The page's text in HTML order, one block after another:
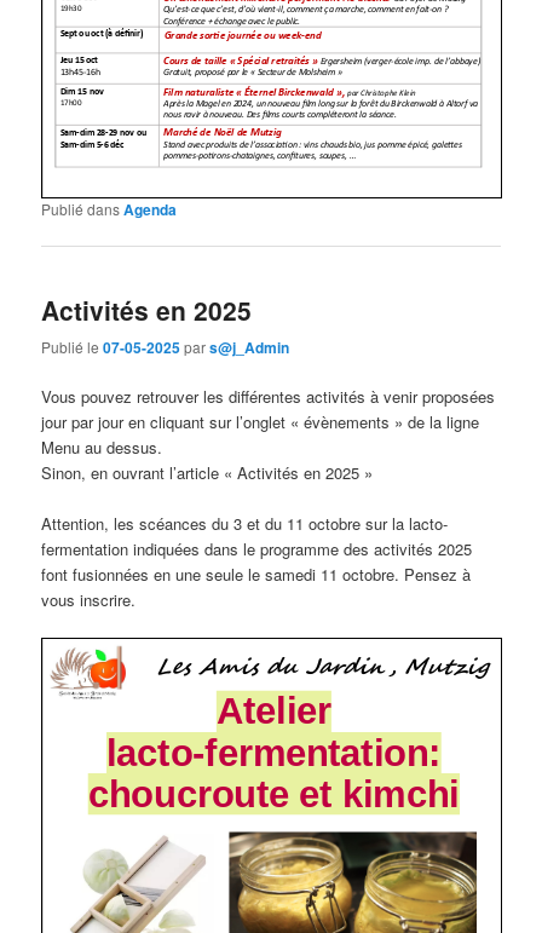
Publié dansAgenda
Activités en 2025
Publié le07-05-2025pars@j_Admin
Vous pouvez retrouver les différentes activités à venir proposées
jour par jour en cliquant sur l’onglet « évènements » de la ligne
Menu au dessus.
Sinon, en ouvrant l’article « Activités en 2025 »
Attention, les scéances du 3 et du 11 octobre sur la lacto-
fermentation indiquées dans le programme des activités 2025
font fusionnées en une seule le samedi 11 octobre. Pensez à
vous inscrire.